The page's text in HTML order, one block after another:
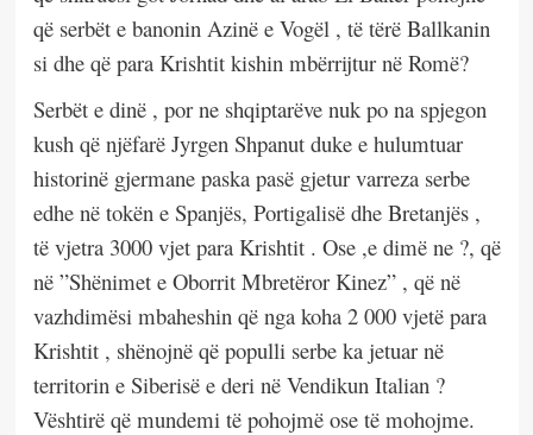
që serbët e banonin Azinë e Vogël , të tërë Ballkanin
si dhe që para Krishtit kishin mbërrijtur në Romë?
Serbët e dinë , por ne shqiptarëve nuk po na spjegon
kush që njëfarë Jyrgen Shpanut duke e hulumtuar
historinë gjermane paska pasë gjetur varreza serbe
edhe në tokën e Spanjës, Portigalisë dhe Bretanjës ,
të vjetra 3000 vjet para Krishtit . Ose ,e dimë ne ?, që
në ”Shënimet e Oborrit Mbretëror Kinez” , që në
vazhdimësi mbaheshin që nga koha 2 000 vjetë para
Krishtit , shënojnë që populli serbe ka jetuar në
territorin e Siberisë e deri në Vendikun Italian ?
Vështirë që mundemi të pohojmë ose të mohojme.